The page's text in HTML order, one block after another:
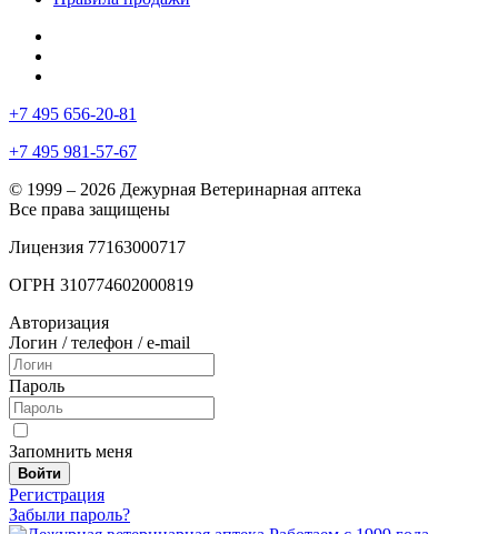
+7 495 656-20-81
+7 495 981-57-67
© 1999 – 2026 Дежурная Ветеринарная аптека
Все права защищены
Лицензия 77163000717
ОГРН 310774602000819
Авторизация
Логин / телефон / e-mail
Пароль
Запомнить меня
Войти
Регистрация
Забыли пароль?